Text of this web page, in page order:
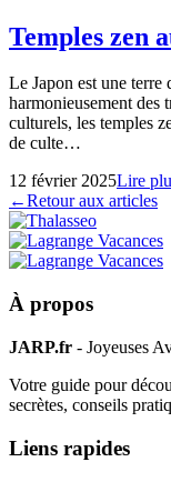
Temples zen
Le Japon est une terre
harmonieusement des
culturels, les temples
de culte…
12 février 2025Lire
←Retour aux articles
À propos
JARP.fr - Joyeuses
Votre guide pour
secrètes, conseils
Liens rapides